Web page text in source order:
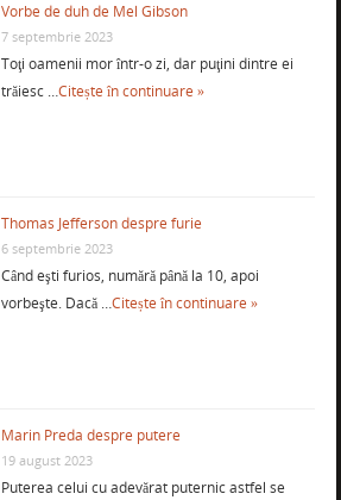
Vorbe de duh de Mel Gibson
7 septembrie 2023
Toţi oamenii mor într-o zi, dar puţini dintre ei
trăiesc …Citește în continuare »
Thomas Jefferson despre furie
6 septembrie 2023
Când eşti furios, numără până la 10, apoi
vorbeşte. Dacă …Citește în continuare »
Marin Preda despre putere
19 august 2023
Puterea celui cu adevărat puternic astfel se